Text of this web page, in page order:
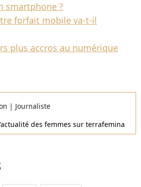
smartphone ?
forfait mobile va-t-il
plus accros au numérique
| Journaliste
des femmes sur terrafemina